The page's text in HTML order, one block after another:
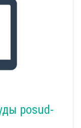
posud-